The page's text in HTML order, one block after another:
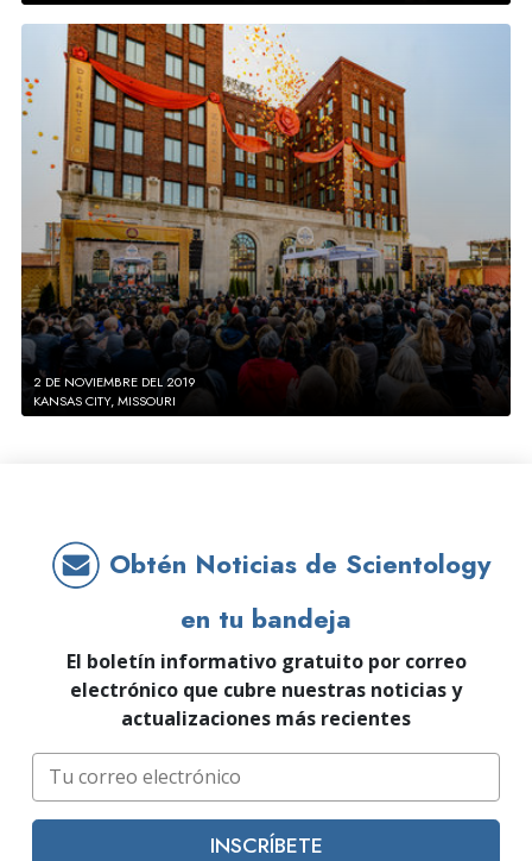
2 DE NOVIEMBRE DEL 2019
KANSAS CITY, MISSOURI
Obtén Noticias de Scientology
en tu bandeja
El boletín informativo gratuito por correo
electrónico que cubre nuestras noticias y
actualizaciones más recientes
INSCRÍBETE